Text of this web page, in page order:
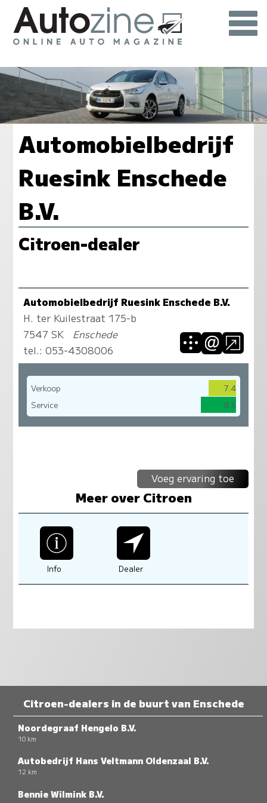
Automobielbedrijf
Ruesink Enschede
B.V.
Citroen-dealer
Verkoop
7.4
Service
8.5
Automobielbedrijf Ruesink Enschede B.V.
H. ter Kuilestraat 175-b
7547 SK
Enschede
tel.:053-4308006
Voeg ervaring toe
Meer over Citroen
Info Dealer
Citroen-dealers in de buurt van Enschede
Noordegraaf Hengelo B.V.
10 km
Autobedrijf Hans Veltmann Oldenzaal B.V.
12 km
Bennie Wilmink B.V.